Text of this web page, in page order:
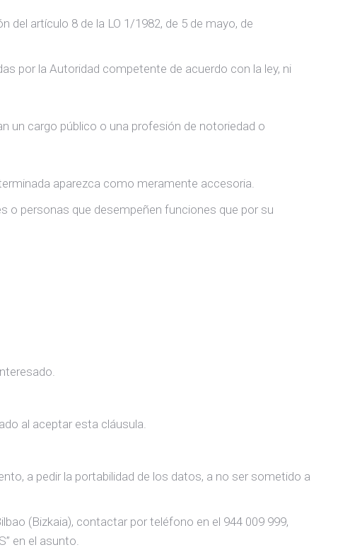
artículo 8 de la LO 1/1982, de 5 de mayo, de
por la Autoridad competente de acuerdo con la ley, ni
un cargo público o una profesión de notoriedad o
aparezca como meramente accesoria.
o personas que desempeñen funciones que por su
al aceptar esta cláusula.
a pedir la portabilidad de los datos, a no ser sometido a
(Bizkaia), contactar por teléfono en el 944 009 999,
en el asunto.